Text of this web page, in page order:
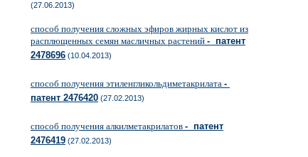
(27.06.2013)
способ получения сложных эфиров жирных кислот из
расплющенных семян масличных растений - патент
2478696 (10.04.2013)
способ получения этиленгликольдиметакрилата -
патент 2476420 (27.02.2013)
способ получения алкилметакрилатов - патент
2476419 (27.02.2013)